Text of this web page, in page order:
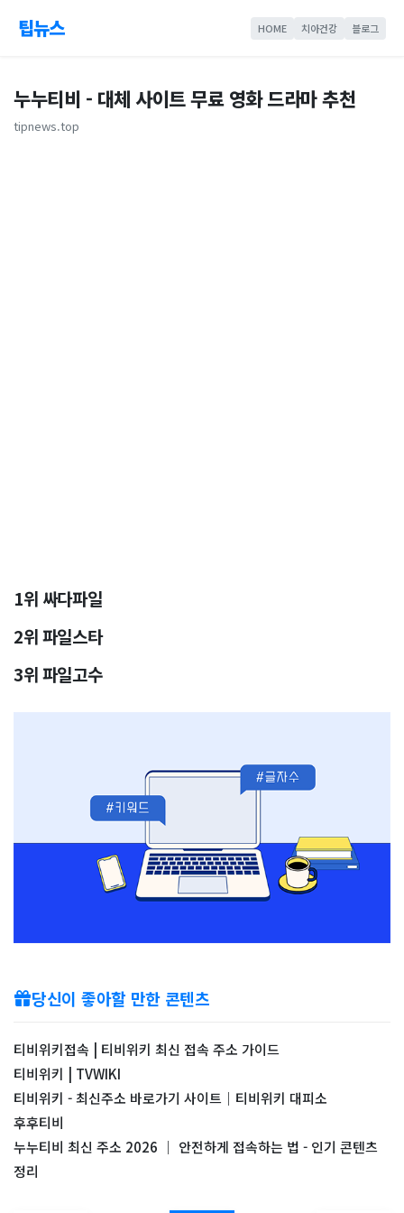
팁뉴스 HOME 치아건강 블로그
누누티비 - 대체 사이트 무료 영화 드라마 추천
tipnews.top
1위 싸다파일
2위 파일스타
3위 파일고수
당신이 좋아할 만한 콘텐츠
티비위키접속 | 티비위키 최신 접속 주소 가이드
티비위키 | TVWIKI
티비위키 - 최신주소 바로가기 사이트｜티비위키 대피소
후후티비
누누티비 최신 주소 2026 ｜ 안전하게 접속하는 법 - 인기 콘텐츠
정리